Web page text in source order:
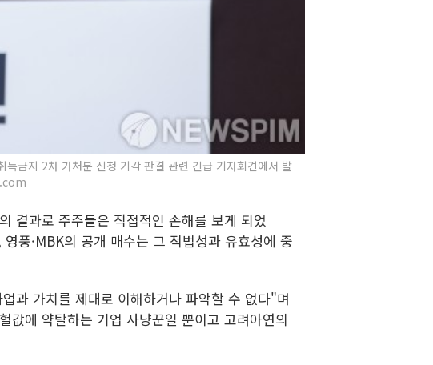
금지 2차 가처분 신청 기각 판결 관련 긴급 기자회견에서 발
결과로 주주들은 직접적인 손해를 보게 되었
풍·MBK의 공개 매수는 그 적법성과 유효성에 중
과 가치를 제대로 이해하거나 파악할 수 없다"며
에 약탈하는 기업 사냥꾼일 뿐이고 고려아연의